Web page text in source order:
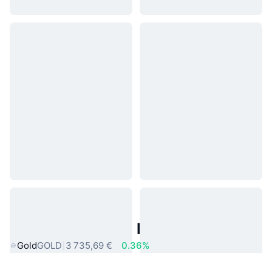
Actifs du Monde Réel Populaires
GoldGOLD 3 735,69 €
0.36%